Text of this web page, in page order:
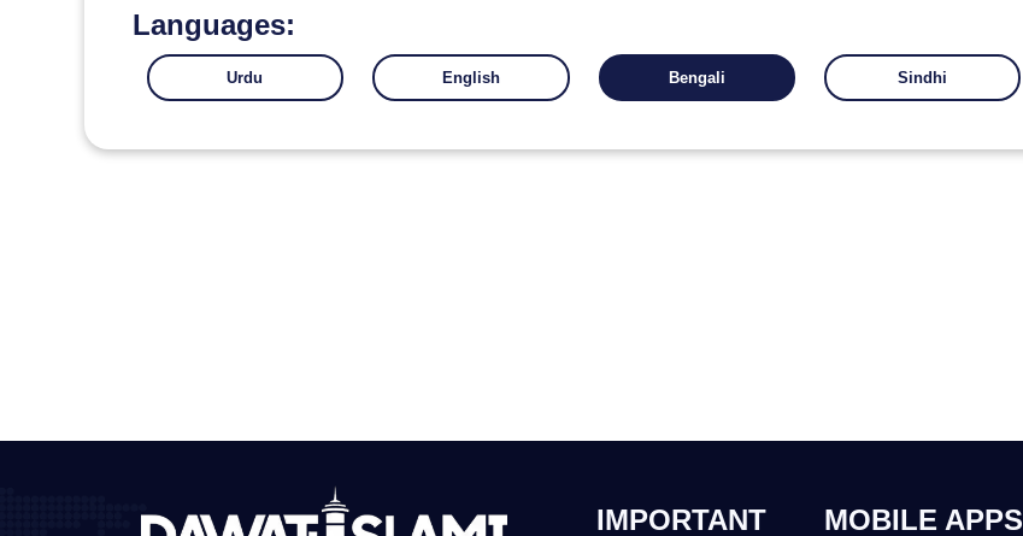
Languages:
Urdu English Bengali Sindhi
IMPORTANT MOBILE APPS